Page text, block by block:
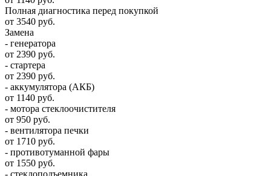
Полная диагностика перед покупкой
от 3540 руб.
Замена
- генератора
от 2390 руб.
- стартера
от 2390 руб.
- аккумулятора (АКБ)
от 1140 руб.
- мотора стеклоочистителя
от 950 руб.
- вентилятора печки
от 1710 руб.
- противотуманной фары
от 1550 руб.
- стеклоподъемника